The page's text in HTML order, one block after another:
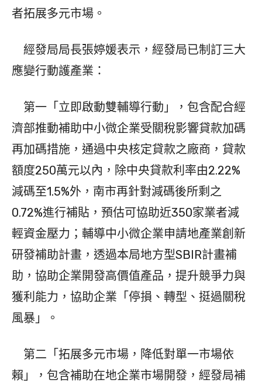
者拓展多元市場。
經發局局長張婷媛表示，經發局已制訂三大
應變行動護產業：
第一「立即啟動雙輔導行動」，包含配合經
濟部推動補助中小微企業受關稅影響貸款加碼
再加碼措施，通過中央核定貸款之廠商，貸款
額度250萬元以內，除中央貸款利率由2.22%
減碼至1.5%外，南市再針對減碼後所剩之
0.72%進行補貼，預估可協助近350家業者減
輕資金壓力；輔導中小微企業申請地產業創新
研發補助計畫，透過本局地方型SBIR計畫補
助，協助企業開發高價值產品，提升競爭力與
獲利能力，協助企業「停損、轉型、挺過關稅
風暴」。
第二「拓展多元市場，降低對單一市場依
賴」，包含補助在地企業市場開發，經發局補